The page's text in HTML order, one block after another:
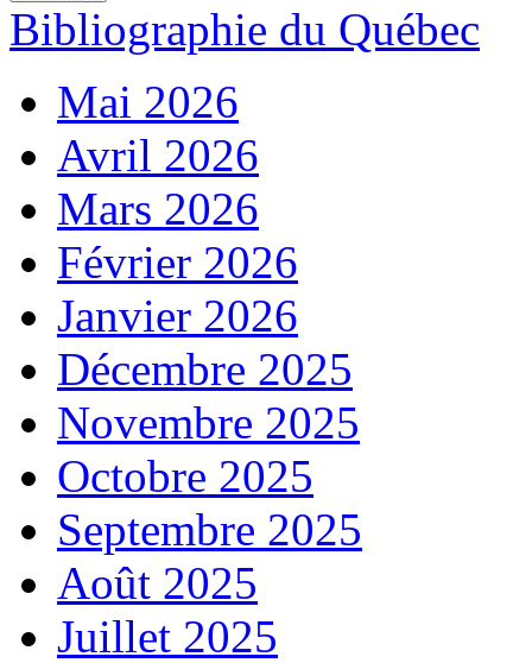
Bibliographie du Québec
Mai 2026
Avril 2026
Mars 2026
Février 2026
Janvier 2026
Décembre 2025
Novembre 2025
Octobre 2025
Septembre 2025
Août 2025
Juillet 2025